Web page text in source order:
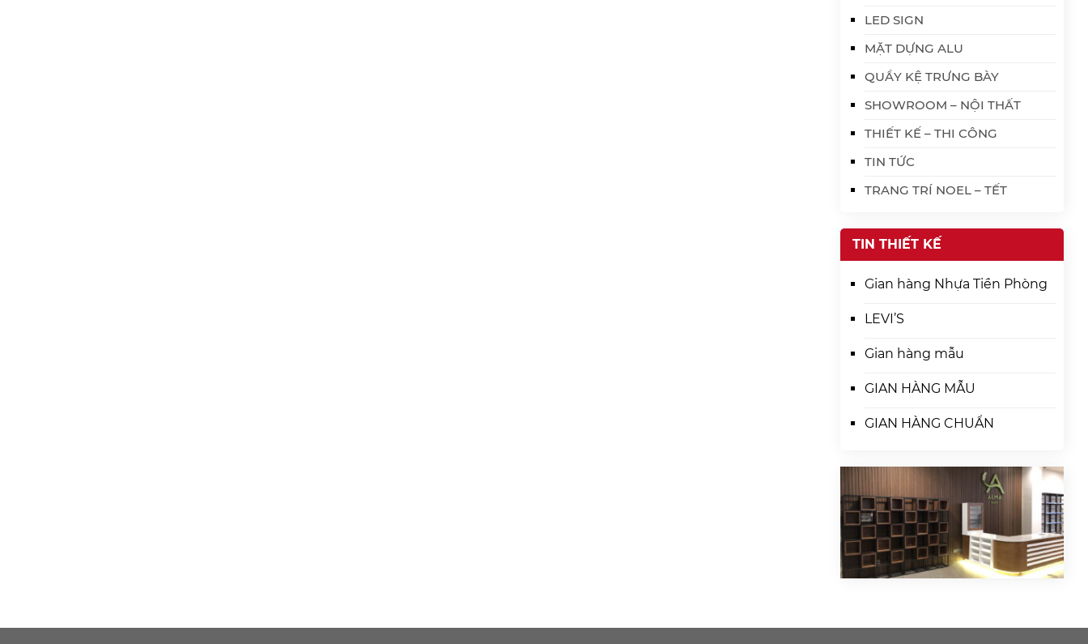
LED SIGN
MẶT DỰNG ALU
QUẦY KỆ TRƯNG BÀY
SHOWROOM – NỘI THẤT
THIẾT KẾ – THI CÔNG
TIN TỨC
TRANG TRÍ NOEL – TẾT
TIN THIẾT KẾ
Gian hàng Nhựa Tiền Phòng
LEVI’S
Gian hàng mẫu
GIAN HÀNG MẪU
GIAN HÀNG CHUẨN